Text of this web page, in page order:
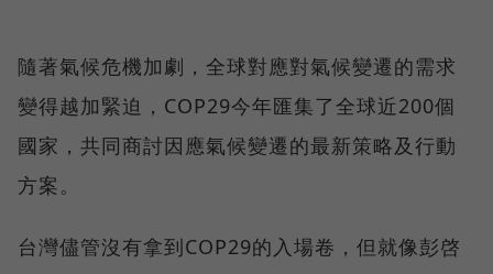
隨著氣候危機加劇，全球對應對氣候變遷的需求
變得越加緊迫，COP29今年匯集了全球近200個
國家，共同商討因應氣候變遷的最新策略及行動
方案。
台灣儘管沒有拿到COP29的入場卷，但就像彭啓